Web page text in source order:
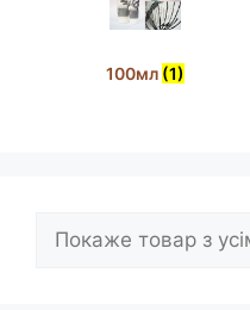
100мл (1)
Пошук